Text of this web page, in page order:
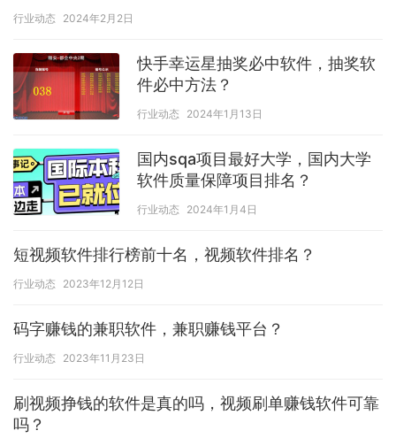
行业动态 2024年2月2日
快手幸运星抽奖必中软件，抽奖软
件必中方法？
行业动态 2024年1月13日
国内sqa项目最好大学，国内大学
软件质量保障项目排名？
行业动态 2024年1月4日
短视频软件排行榜前十名，视频软件排名？
行业动态 2023年12月12日
码字赚钱的兼职软件，兼职赚钱平台？
行业动态 2023年11月23日
刷视频挣钱的软件是真的吗，视频刷单赚钱软件可靠
吗？